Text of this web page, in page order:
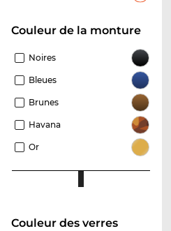
Couleur de la monture
Noires
Bleues
Brunes
Havana
Or
Couleur des verres